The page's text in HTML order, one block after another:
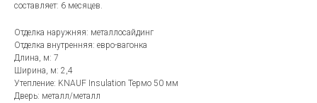
составляет: 6 месяцев.
Отделка наружняя: металлосайдинг
Отделка внутренняя: евро-вагонка
Длина, м: 7
Ширина, м: 2,4
Утепление: KNAUF Insulation Термо 50 мм
Дверь: металл/металл